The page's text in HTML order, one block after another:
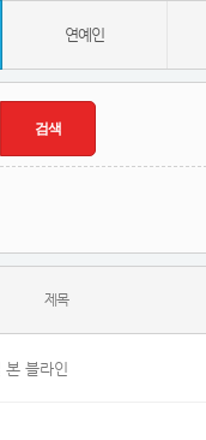
연예인
제목
블라인